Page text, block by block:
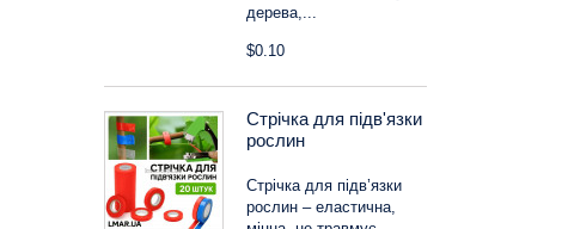
дерева,...
$0.10
Стрічка для підв'язки
рослин
Стрічка для підв’язки
рослин – еластична,